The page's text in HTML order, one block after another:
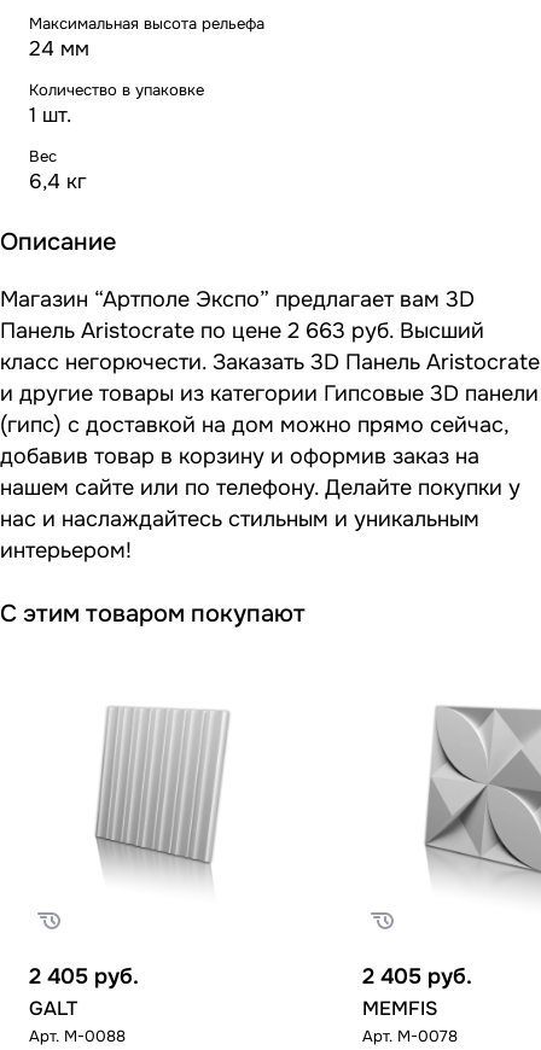
Максимальная высота рельефа
24 мм
Количество в упаковке
1 шт.
Вес
6,4 кг
Описание
Магазин “Артполе Экспо” предлагает вам 3D
Панель Aristocrate по цене 2 663 руб. Высший
класс негорючести. Заказать 3D Панель Aristocrate
и другие товары из категории Гипсовые 3D панели
(гипс) с доставкой на дом можно прямо сейчас,
добавив товар в корзину и оформив заказ на
нашем сайте или по телефону. Делайте покупки у
нас и наслаждайтесь стильным и уникальным
интерьером!
С этим товаром покупают
2 405 руб.
GALT
Арт. M-0088
2 405 руб.
MEMFIS
Арт. M-0078